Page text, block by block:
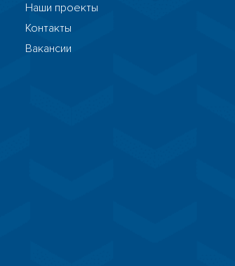
Наши проекты
Контакты
Вакансии